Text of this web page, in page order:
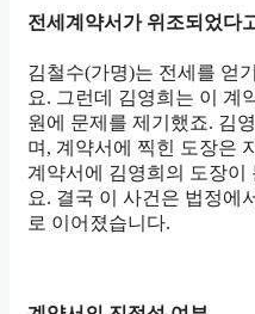
전세계약서가 위조되었다
김철수(가명)는 전세를 얻
요. 그런데 김영희는 이 계
원에 문제를 제기했죠. 김
며, 계약서에 찍힌 도장은
계약서에 김영희의 도장이
요. 결국 이 사건은 법정에
로 이어졌습니다.